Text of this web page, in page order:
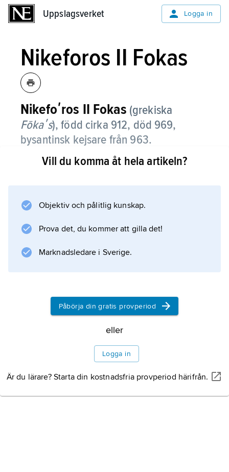
Uppslagsverket Logga in
Nikeforos II Fokas
Nikefoʹros II Fokas (grekiska
Fōkaʹs), född cirka 912, död 969,
bysantinsk kejsare från 963.
Som chef för gardestrupperna återerövrade
Romanos II
fortsatte Nikeforos att personligen leda fälttåg
men ingrep även i lagstiftningen. Han gifte sig
med Romanos änka,
medverkade till att han
Information om artikeln
Vill du komma åt hela artikeln?
Objektiv och pålitlig kunskap.
Prova det, du kommer att gilla det!
Marknadsledare i Sverige.
Påbörja din gratis provperiod
eller
Logga in
Är du lärare? Starta din kostnadsfria provperiod härifrån.